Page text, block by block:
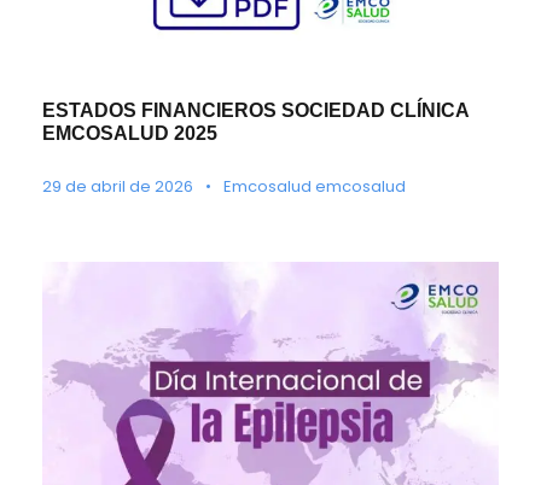
ESTADOS FINANCIEROS SOCIEDAD CLÍNICA
EMCOSALUD 2025
29 de abril de 2026 • Emcosalud emcosalud